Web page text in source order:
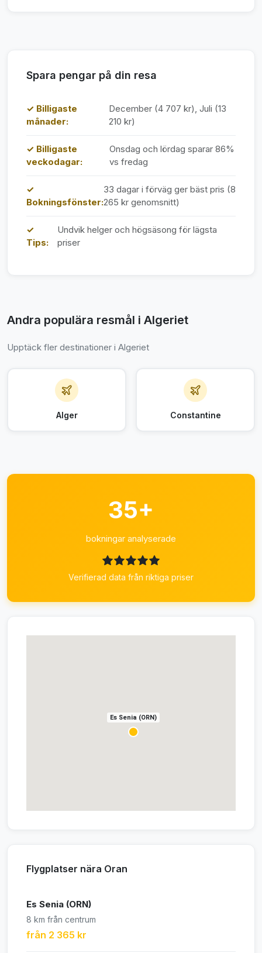
Spara pengar på din resa
✓ Billigaste
månader:
December (4 707 kr), Juli (13
210 kr)
✓ Billigaste
veckodagar:
Onsdag och lördag sparar 86%
vs fredag
✓
Bokningsfönster:
33 dagar i förväg ger bäst pris (8
265 kr genomsnitt)
✓
Tips:
Undvik helger och högsäsong för lägsta
priser
Andra populära resmål i Algeriet
Upptäck fler destinationer i Algeriet
Alger Constantine
35+
bokningar analyserade
Verifierad data från riktiga priser
Es Senia (ORN)
Flygplatser nära Oran
Es Senia (ORN)
8 km från centrum
från 2 365 kr